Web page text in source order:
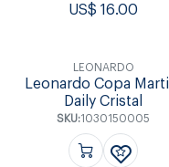
US$16.00
LEONARDO
Leonardo Copa
Daily Cristal
SKU:1030150005